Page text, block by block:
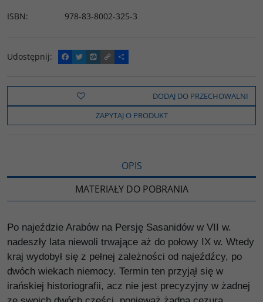
ISBN: 978-83-8002-325-3
Udostępnij:
F
a
e
o
k
T
w
t
t
e
W
y
o
C
o
y
i
n
k
P
o
z
e
l
s
DODAJ DO PRZECHOWALNI
ZAPYTAJ O PRODUKT
OPIS
MATERIAŁY DO POBRANIA
Po najeździe Arabów na Persję Sasanidów w VII w.
nadeszły lata niewoli trwające aż do połowy IX w. Wtedy
kraj wydobył się z pełnej zależności od najeźdźcy, po
dwóch wiekach niemocy. Termin ten przyjął się w
irańskiej historiografii, acz nie jest precyzyjny w żadnej